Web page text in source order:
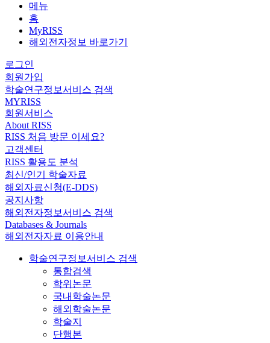
메뉴
홈
MyRISS
해외전자정보 바로가기
로그인
회원가입
학술연구정보서비스 검색
MYRISS
회원서비스
About RISS
RISS 처음 방문 이세요?
고객센터
RISS 활용도 분석
최신/인기 학술자료
해외자료신청(E-DDS)
공지사항
해외전자정보서비스 검색
Databases & Journals
해외전자자료 이용안내
학술연구정보서비스 검색
통합검색
학위논문
국내학술논문
해외학술논문
학술지
단행본